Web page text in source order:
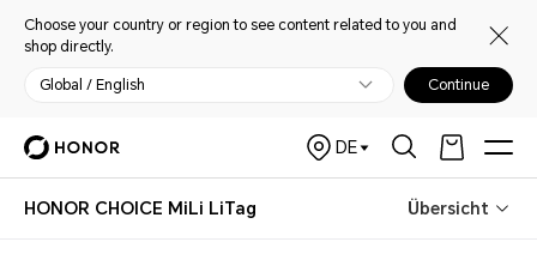
Choose your country or region to see content related to you and
shop directly.
Global / English Continue
DE
HONOR CHOICE MiLi LiTag Übersicht